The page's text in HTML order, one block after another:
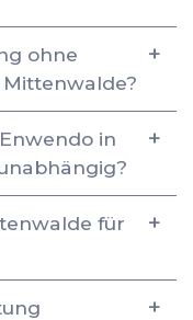
ohne
Mittenwalde?
in
für